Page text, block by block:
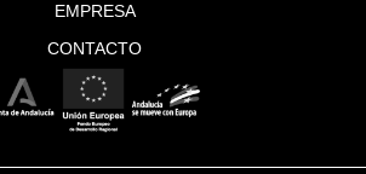
EMPRESA
CONTACTO